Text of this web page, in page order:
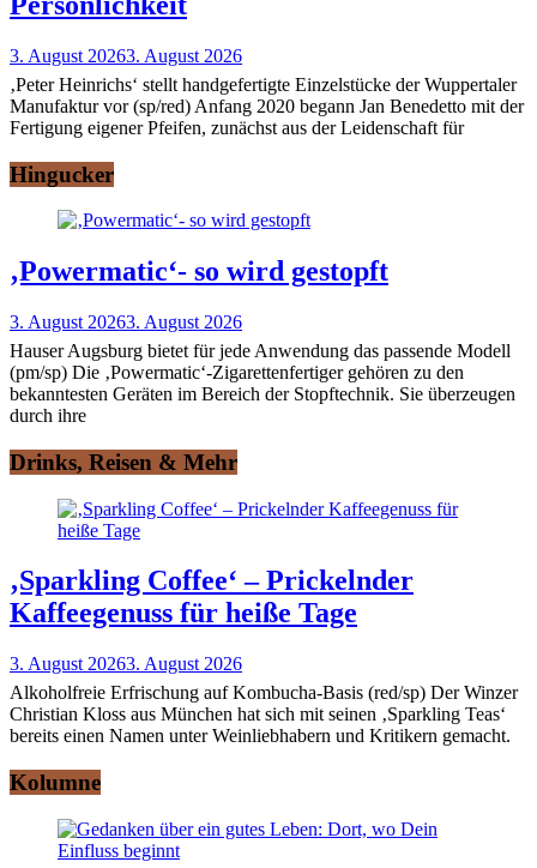
3. August 20263. August 2026
‚Peter Heinrichs‘ stellt handgefertigte Einzelstücke der Wuppertaler
Manufaktur vor (sp/red) Anfang 2020 begann Jan Benedetto mit der
Fertigung eigener Pfeifen, zunächst aus der Leidenschaft für
Hingucker
‚Powermatic‘- so wird gestopft
3. August 20263. August 2026
Hauser Augsburg bietet für jede Anwendung das passende Modell
(pm/sp) Die ‚Powermatic‘-Zigarettenfertiger gehören zu den
bekanntesten Geräten im Bereich der Stopftechnik. Sie überzeugen
durch ihre
Drinks, Reisen & Mehr
‚Sparkling Coffee‘ – Prickelnder
Kaffeegenuss für heiße Tage
3. August 20263. August 2026
Alkoholfreie Erfrischung auf Kombucha-Basis (red/sp) Der Winzer
Christian Kloss aus München hat sich mit seinen ‚Sparkling Teas‘
bereits einen Namen unter Weinliebhabern und Kritikern gemacht.
Kolumne